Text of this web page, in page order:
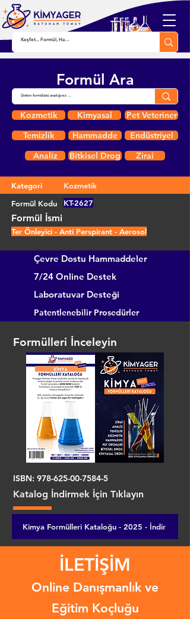
Formül Ara
Kozmetik Kimyasal
Pet Veteriner
Temizlik
Hammadde
Endüstriyel
Analiz
Bitkisel Drog Zirai
Kategori
Kozmetik
Formül Kodu
KT-2627
Formül İsmi
Ter Önleyici - Anti Perspirant - Aerosol
Çevre Dostu Hammaddeler
7/24 Online Destek
Laboratuvar Desteği
Patentlenebilir Prosedürler
Formülleri İnceleyin
ISBN: 978-625-00-7584-5
Katalog İndirmek İçin Tıklayın
Kimya Formülleri Kataloğu - 2025 - İndir
İLETİŞİM
Online Danışmanlık ve
Eğitim Koçluğu